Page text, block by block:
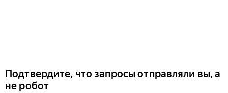
Подтвердите, что запросы отправляли вы, а
не робот